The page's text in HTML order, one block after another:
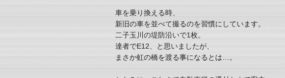
車を乗り換える時、
新旧の車を並べて撮るのを習慣にしています。
二子玉川の堤防沿いで1枚。
達者でE12、と思いましたが、
まさか虹の橋を渡る事になるとは…。